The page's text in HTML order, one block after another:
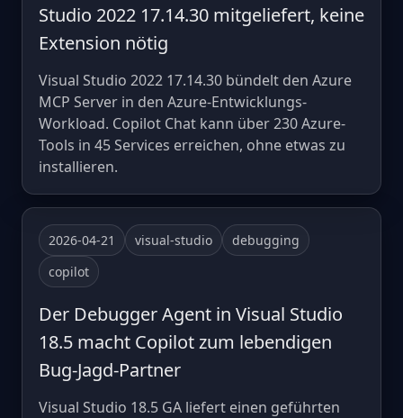
Studio 2022 17.14.30 mitgeliefert, keine
Extension nötig
Visual Studio 2022 17.14.30 bündelt den Azure
MCP Server in den Azure-Entwicklungs-
Workload. Copilot Chat kann über 230 Azure-
Tools in 45 Services erreichen, ohne etwas zu
installieren.
2026-04-21 visual-studio
debugging
copilot
Der Debugger Agent in Visual Studio
18.5 macht Copilot zum lebendigen
Bug-Jagd-Partner
Visual Studio 18.5 GA liefert einen geführten